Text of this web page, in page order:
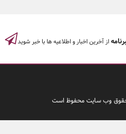
از آخرین اخبار و اطلاعیه ها با خبر شوید